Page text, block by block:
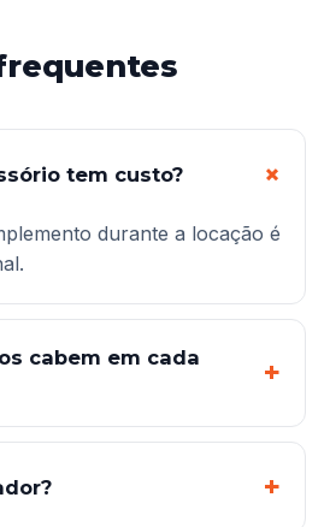
tem custo?
durante a locação é
cabem em cada